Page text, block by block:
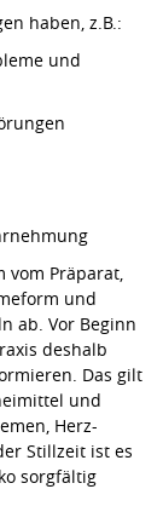
haben, z.B.:
und
Präparat,
und
ab. Vor Beginn
deshalb
Das gilt
und
Herz-
Stillzeit ist es
sorgfältig